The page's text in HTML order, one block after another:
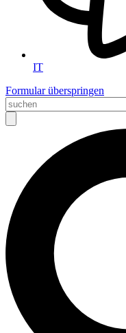
IT
Formular überspringen